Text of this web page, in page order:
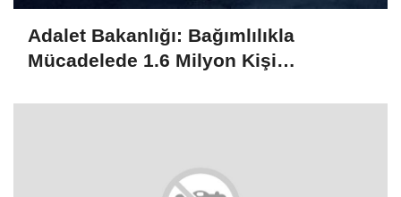
Adalet Bakanlığı: Bağımlılıkla
Mücadelede 1.6 Milyon Kişi